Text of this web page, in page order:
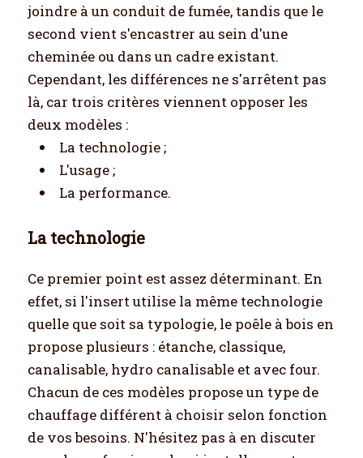
joindre à un conduit de fumée, tandis que le
second vient s'encastrer au sein d'une
cheminée ou dans un cadre existant.
Cependant, les différences ne s'arrêtent pas
là, car trois critères viennent opposer les
deux modèles :
La technologie ;
L'usage ;
La performance.
La technologie
Ce premier point est assez déterminant. En
effet, si l'insert utilise la même technologie
quelle que soit sa typologie, le poêle à bois en
propose plusieurs : étanche, classique,
canalisable, hydro canalisable et avec four.
Chacun de ces modèles propose un type de
chauffage différent à choisir selon fonction
de vos besoins. N'hésitez pas à en discuter